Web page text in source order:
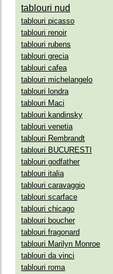
tablouri nud
tablouri picasso
tablouri renoir
tablouri rubens
tablouri grecia
tablouri cafea
tablouri michelangelo
tablouri londra
tablouri Maci
tablouri kandinsky
tablouri venetia
tablouri Rembrandt
tablouri BUCURESTI
tablouri godfather
tablouri italia
tablouri caravaggio
tablouri scarface
tablouri chicago
tablouri boucher
tablouri fragonard
tablouri Marilyn Monroe
tablouri da vinci
tablouri roma